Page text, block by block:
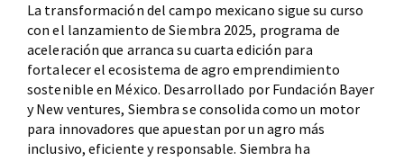
La transformación del campo mexicano sigue su curso
con el lanzamiento de Siembra 2025, programa de
aceleración que arranca su cuarta edición para
fortalecer el ecosistema de agro emprendimiento
sostenible en México. Desarrollado por Fundación Bayer
y New ventures, Siembra se consolida como un motor
para innovadores que apuestan por un agro más
inclusivo, eficiente y responsable. Siembra ha